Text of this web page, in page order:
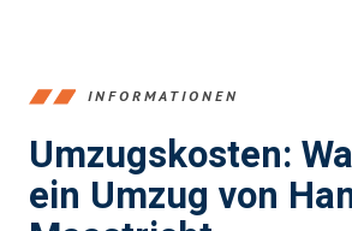
INFORMATIONEN
Umzugskosten:
ein Umzug von